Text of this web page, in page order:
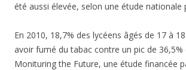
été aussi élevée, selon une étude nationale
En 2010, 18,7% des lycéens âgés de 17 à
avoir fumé du tabac contre un pic de 36,5%
Monituring the Future, une étude financée